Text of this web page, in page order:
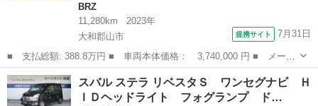
BRZ
11,280km
2023年
大和郡山市
提携サイト 7月31日
■ 支払総額: 388.8万円 ■ 車両本体価格： 3,740,000 円 ■ メーカ
ー名： スバル ■ 車種名： ＢＲＺ ■ グレード名： ＳＴＩスポ
ーツ 地デジナビ ドラレコ ＥＴＣ クルーズコントロール １８
インチア...
奈良 大和郡山市
スバル ステラ リベスタＳ ワンセグナビ Ｈ
ＩＤヘッドライト フォグランプ ド…